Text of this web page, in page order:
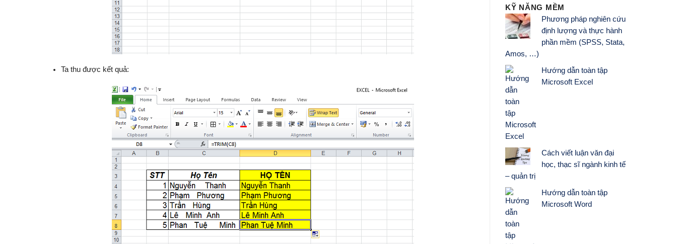
Ta thu được kết quả:
KỸ NĂNG MỀM
Phương pháp nghiên cứu
định lượng và thực hành
phần mềm (SPSS, Stata,
Amos, …)
Hướng dẫn toàn tập
Microsoft Excel
Cách viết luận văn đại
học, thạc sĩ ngành kinh tế
– quản trị
Hướng dẫn toàn tập
Microsoft Word